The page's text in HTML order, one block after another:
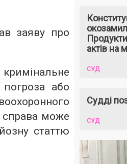
заяву про
або
може
статтю
актів на
СУД
Судді
СУД